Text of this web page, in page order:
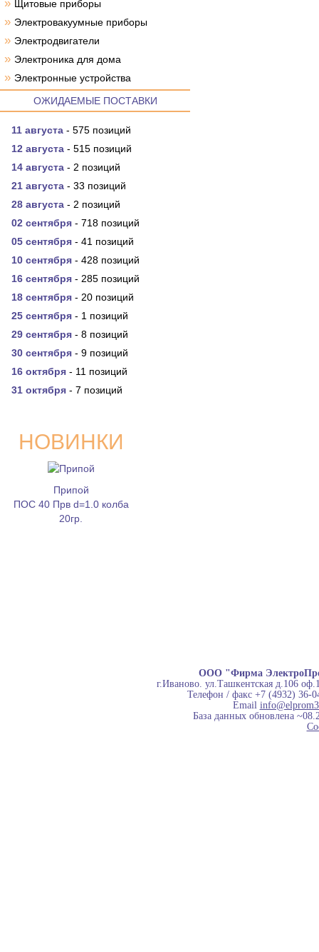
» Щитовые приборы
» Электровакуумные приборы
» Электродвигатели
» Электроника для дома
» Электронные устройства
ОЖИДАЕМЫЕ ПОСТАВКИ
11 августа - 575 позиций
12 августа - 515 позиций
14 августа - 2 позиций
21 августа - 33 позиций
28 августа - 2 позиций
02 сентября - 718 позиций
05 сентября - 41 позиций
10 сентября - 428 позиций
16 сентября - 285 позиций
18 сентября - 20 позиций
25 сентября - 1 позиций
29 сентября - 8 позиций
30 сентября - 9 позиций
16 октября - 11 позиций
31 октября - 7 позиций
НОВИНКИ
Припой
ПОС 40 Прв d=1.0 колба
20гр.
ООО "Фирма
г.Иваново. ул.Ташкентская д.106
Телефон / факс +7 (4932) 36-
Email
База данных обновлена